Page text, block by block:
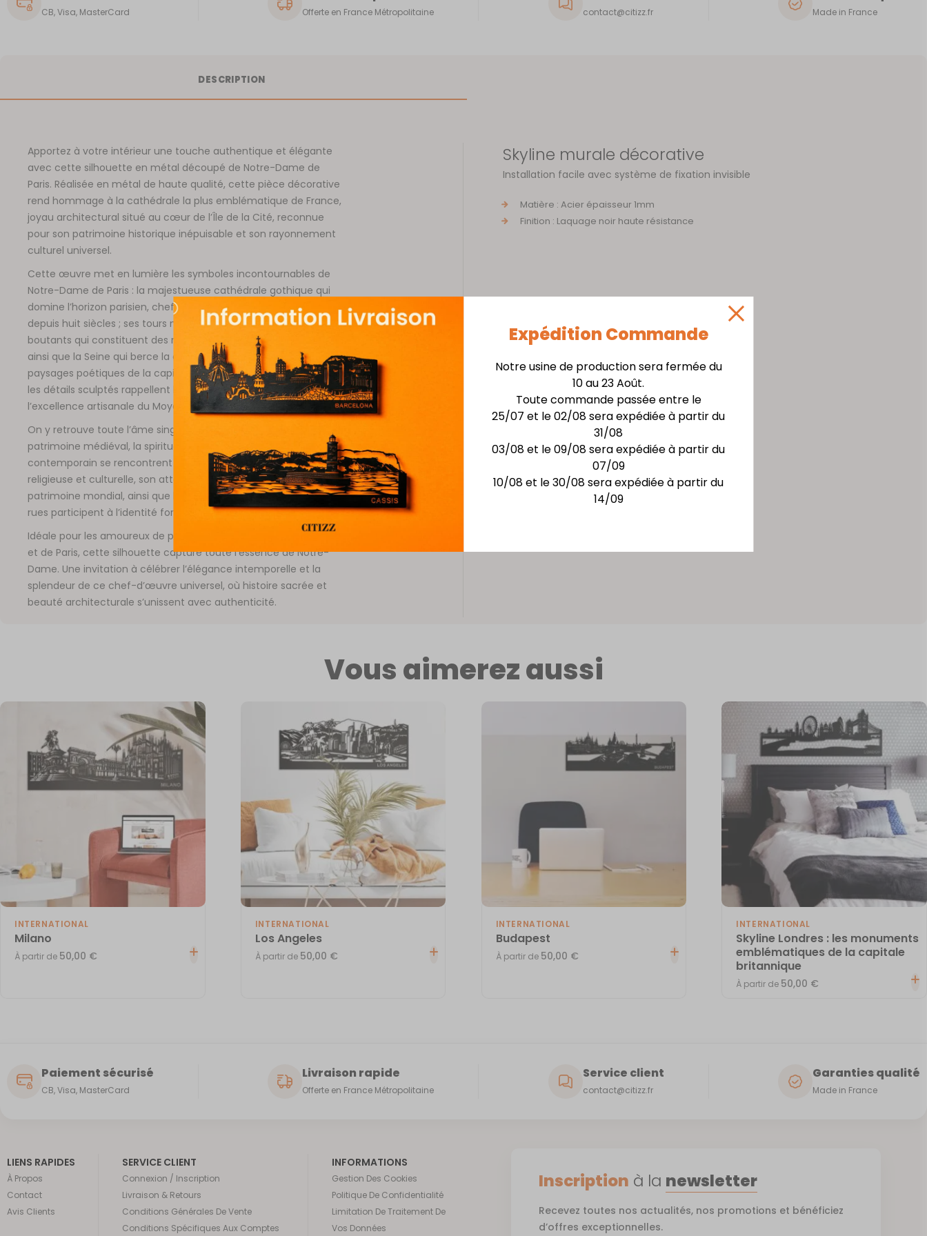
Expédition Commande
Notre usine de production sera fermée du
10 au 23 Août.
Toute commande passée entre le
25/07 et le 02/08 sera expédiée à partir du
31/08
03/08 et le 09/08 sera expédiée à partir du
07/09
10/08 et le 30/08 sera expédiée à partir du
14/09
CB, Visa, MasterCard Offerte en France Métropolitaine contact@citizz.fr Made in France
DESCRIPTION
Apportez à votre intérieur une touche authentique et élégante
avec cette silhouette en métal découpé de Notre-Dame de
Paris. Réalisée en métal de haute qualité, cette pièce décorative
rend hommage à la cathédrale la plus emblématique de France,
joyau architectural situé au cœur de l’Île de la Cité, reconnue
pour son patrimoine historique inépuisable et son rayonnement
culturel universel.
Cette œuvre met en lumière les symboles incontournables de
Notre-Dame de Paris : la majestueuse cathédrale gothique qui
domine l’horizon parisien, chef-d’œuvre architectural admiré
depuis huit siècles ; ses tours monumentales et ses arcs-
boutants qui constituent des repères mondialement reconnus ;
ainsi que la Seine qui berce la cathédrale et façonne les
paysages poétiques de la capitale. Les façades ornementées et
les détails sculptés rappellent la perfection de son art gothique et
l’excellence artisanale du Moyen Âge.
On y retrouve toute l’âme singulière de Paris : une ville où le
patrimoine médiéval, la spiritualité intemporelle et le dynamisme
contemporain se rencontrent harmonieusement. Son histoire
religieuse et culturelle, son attachement à la préservation du
patrimoine mondial, ainsi que la magie de vivre qui émane de ses
rues participent à l’identité forte et attachante de la capitale.
Idéale pour les amoureux de patrimoine, d’architecture gothique
et de Paris, cette silhouette capture toute l’essence de Notre-
Dame. Une invitation à célébrer l’élégance intemporelle et la
splendeur de ce chef-d’œuvre universel, où histoire sacrée et
beauté architecturale s’unissent avec authenticité.
Skyline murale décorative
Installation facile avec système de fixation invisible
Matière : Acier épaisseur 1mm
Finition : Laquage noir haute résistance
Vous aimerez aussi
INTERNATIONAL
Milano
À partir de 50,00 €
INTERNATIONAL
Los Angeles
À partir de 50,00 €
INTERNATIONAL
Budapest
À partir de 50,00 €
INTERNATIONAL
Skyline Londres : les monuments
emblématiques de la capitale
britannique
À partir de 50,00 €
Paiement sécurisé
CB, Visa, MasterCard
Livraison rapide
Offerte en France Métropolitaine
Service client
contact@citizz.fr
Garanties qualité
Made in France
LIENS RAPIDES
À Propos
Contact
Avis Clients
SERVICE CLIENT
Connexion / Inscription
Livraison & Retours
Conditions Générales De Vente
Conditions Spécifiques Aux Comptes
INFORMATIONS
Gestion Des Cookies
Politique De Confidentialité
Limitation De Traitement De
Vos Données
Inscription à la newsletter
Recevez toutes nos actualités, nos promotions et bénéficiez
d’offres exceptionnelles.